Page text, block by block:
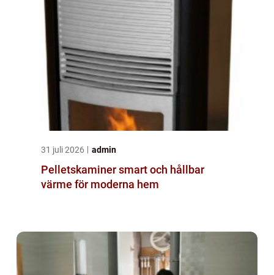
31 juli 2026 admin
Pelletskaminer smart och hållbar
värme för moderna hem